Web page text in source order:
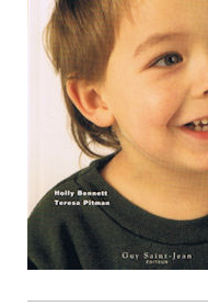
Finances
Nouveautés
Numérique
Livres audio
Meilleurs vendeurs
Page vedette
AUTEURS